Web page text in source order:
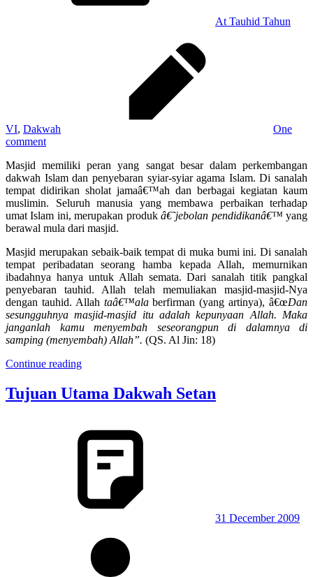
At Tauhid Tahun
VI, Dakwah
One
comment
Masjid memiliki peran yang sangat besar dalam perkembangan
dakwah Islam dan penyebaran syiar-syiar agama Islam. Di sanalah
tempat didirikan sholat jamaâ€™ah dan berbagai kegiatan kaum
muslimin. Seluruh manusia yang membawa perbaikan terhadap
umat Islam ini, merupakan produkâ€˜jebolan pendidikanâ€™yang
berawal mula dari masjid.
Masjid merupakan sebaik-baik tempat di muka bumi ini. Di sanalah
tempat peribadatan seorang hamba kepada Allah, memurnikan
ibadahnya hanya untuk Allah semata. Dari sanalah titik pangkal
penyebaran tauhid. Allah telah memuliakan masjid-masjid-Nya
dengan tauhid. Allah taâ€™alaberfirman (yang artinya), â€œDan
sesungguhnya masjid-masjid itu adalah kepunyaan Allah. Maka
janganlah kamu menyembah seseorangpun di dalamnya di
samping (menyembah) Allah”. (QS. Al Jin: 18)
Continue reading
Tujuan Utama Dakwah Setan
31 December 2009